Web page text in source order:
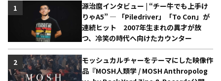
源治麿インタビュー | “チー牛でも上手け
りゃA5” ― 「Piledriver」「To Con」が
連続ヒット 2007年生まれの異才が放
つ、冷笑の時代へ向けたカウンター
1
モッシュカルチャーをテーマにした映像作
品『MOSH人類学 / MOSH Anthropolog
2